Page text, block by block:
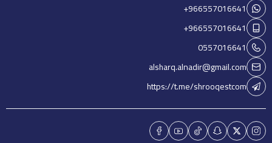
+966557016641
+966557016641
0557016641
alsharq.alnadir@gmail.com
https://t.me/shrooqestcom